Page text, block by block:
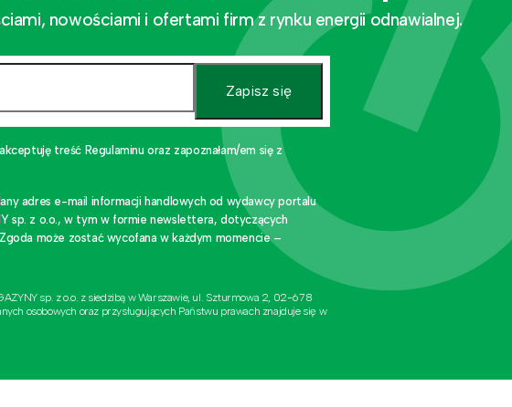
nowościami i ofertami firm z rynku energii odnawialnej.
Zapisz się
treść Regulaminu oraz zapoznałam/em się z
adres e-mail informacji handlowych od wydawcy portalu
sp. z o.o., w tym w formie newslettera, dotyczących
może zostać wycofana w każdym momencie –
sp. z o.o. z siedzibą w Warszawie, ul. Szturmowa 2, 02-678
osobowych oraz przysługujących Państwu prawach znajduje się w